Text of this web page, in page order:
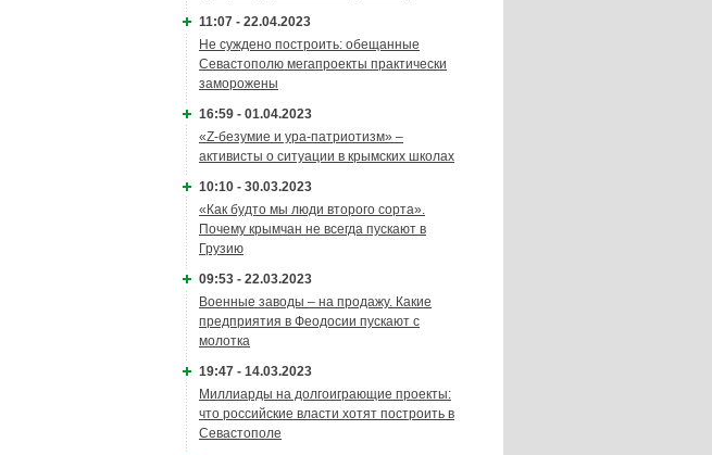
11:07 - 22.04.2023
Не суждено построить: обещанные
Севастополю мегапроекты практически
заморожены
16:59 - 01.04.2023
«Z-безумие и ура-патриотизм» –
активисты о ситуации в крымских школах
10:10 - 30.03.2023
«Как будто мы люди второго сорта».
Почему крымчан не всегда пускают в
Грузию
09:53 - 22.03.2023
Военные заводы – на продажу. Какие
предприятия в Феодосии пускают с
молотка
19:47 - 14.03.2023
Миллиарды на долгоиграющие проекты:
что российские власти хотят построить в
Севастополе